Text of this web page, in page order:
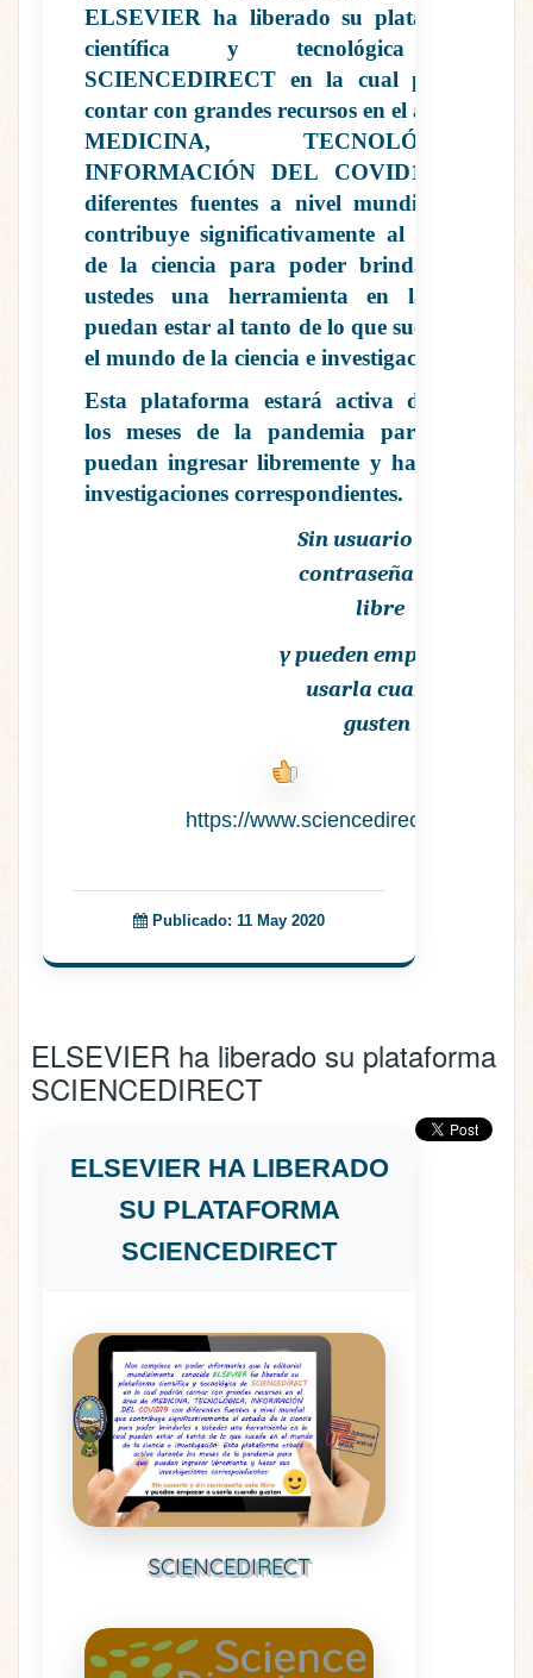
ELSEVIER ha liberado su plataforma
científica y tecnológica de
SCIENCEDIRECT en la cual podrán
contar con grandes recursos en el área de
MEDICINA, TECNOLÓGICA,
INFORMACIÓN DEL
COVID19
diferentes fuentes a nivel mundial que
contribuye significativamente al estudio
de la ciencia para poder brindarles a
ustedes una herramienta en la cual
puedan estar al tanto de lo que sucede en
el mundo de la ciencia e investigación.
Esta plataforma estará activa durante
los meses de la pandemia para que
puedan ingresar libremente y hacer sus
investigaciones correspondientes.
Sin usuario y sin
contraseña esta
libre
y pueden empezar a
usarla cuando
gusten
https://www.sciencedirect.com/
Publicado: 11 May 2020
ELSEVIER ha liberado su plataforma
SCIENCEDIRECT
ELSEVIER HA LIBERADO
SU PLATAFORMA
SCIENCEDIRECT
SCIENCEDIRECT